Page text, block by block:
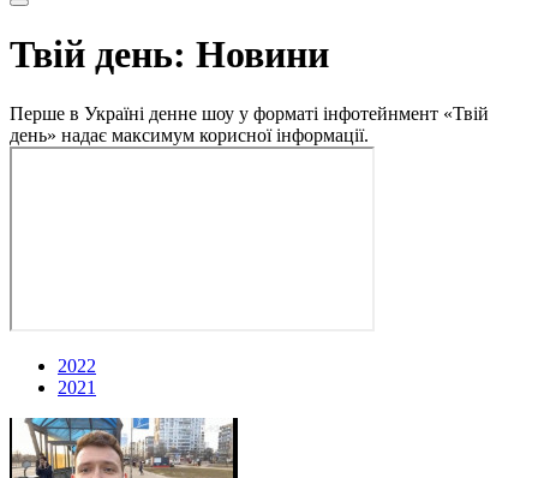
Твій день: Новини
Перше в Україні денне шоу у форматі інфотейнмент «Твій
день» надає максимум корисної інформації.
2022
2021